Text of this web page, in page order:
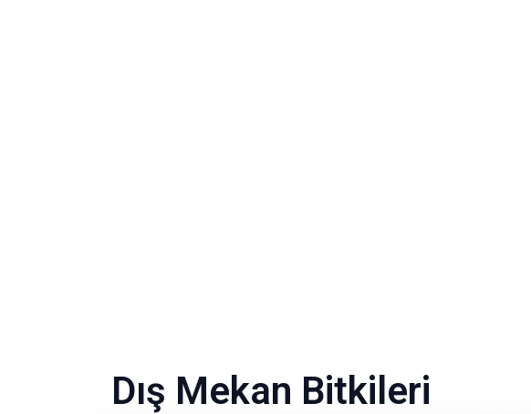
Dış Mekan Bitkileri